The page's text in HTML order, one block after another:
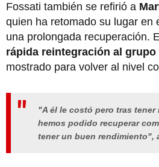
Fossati también se refirió a
quien ha retomado su lugar en
una prolongada recuperación.
rápida reintegración al grupo
mostrado para volver al nivel
"A él le costó pero tras tener
hemos podido recuperar
tener un buen rendimiento",